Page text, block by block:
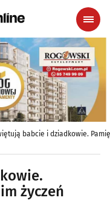
babcie i dziadkowie.
życzeń